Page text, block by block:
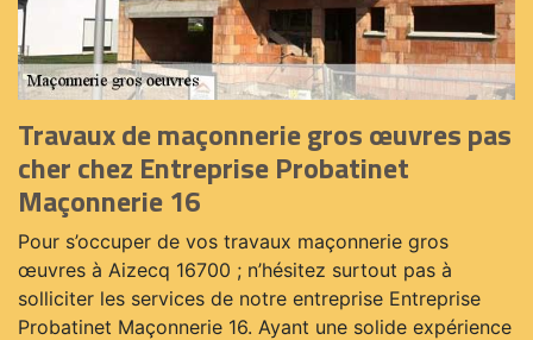
Travaux de maçonnerie gros œuvres pas
cher chez Entreprise Probatinet
Maçonnerie 16
Pour s’occuper de vos travaux maçonnerie gros
œuvres à Aizecq 16700 ; n’hésitez surtout pas à
solliciter les services de notre entreprise Entreprise
Probatinet Maçonnerie 16. Ayant une solide expérience